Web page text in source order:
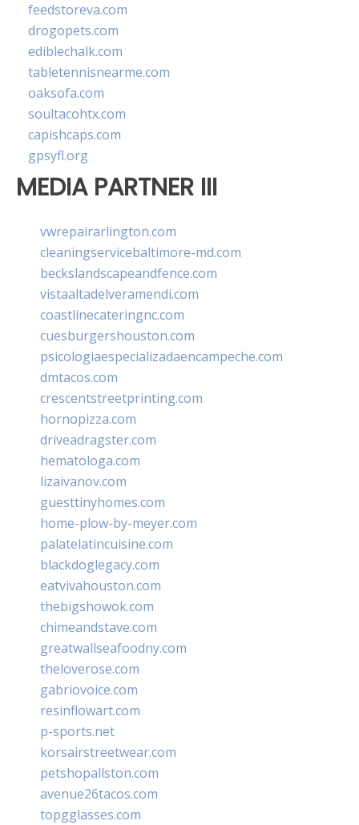
feedstoreva.com
drogopets.com
ediblechalk.com
tabletennisnearme.com
oaksofa.com
soultacohtx.com
capishcaps.com
gpsyfl.org
MEDIA PARTNER III
vwrepairarlington.com
cleaningservicebaltimore-md.com
beckslandscapeandfence.com
vistaaltadelveramendi.com
coastlinecateringnc.com
cuesburgershouston.com
psicologiaespecializadaencampeche.com
dmtacos.com
crescentstreetprinting.com
hornopizza.com
driveadragster.com
hematologa.com
lizaivanov.com
guesttinyhomes.com
home-plow-by-meyer.com
palatelatincuisine.com
blackdoglegacy.com
eatvivahouston.com
thebigshowok.com
chimeandstave.com
greatwallseafoodny.com
theloverose.com
gabriovoice.com
resinflowart.com
p-sports.net
korsairstreetwear.com
petshopallston.com
avenue26tacos.com
topgglasses.com